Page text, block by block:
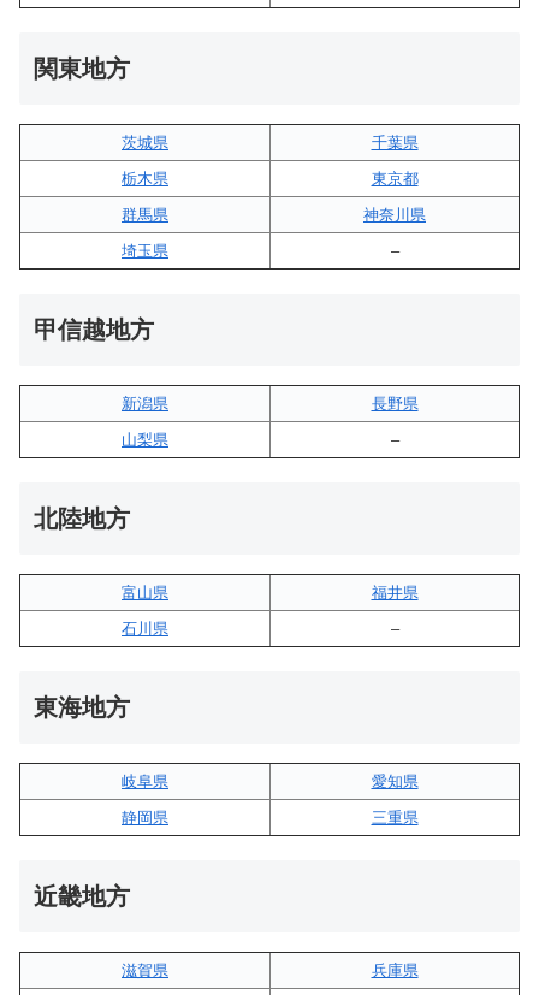
関東地方
茨城県
千葉県
栃木県
東京都
群馬県
神奈川県
埼玉県
–
甲信越地方
新潟県
長野県
山梨県
–
北陸地方
富山県
福井県
石川県
–
東海地方
岐阜県
愛知県
静岡県
三重県
近畿地方
滋賀県
兵庫県